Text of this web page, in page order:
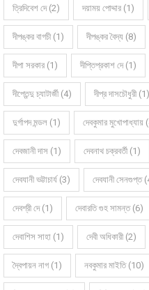
ত্রিদিবেশ দে (2) দয়াময় পোদ্দার (1)
দীপঙ্কর বাগচী (1) দীপঙ্কর বৈদ্য (8)
দীপা সরকার (1) দীপ্তিপ্রকাশ দে (1)
দীপ্তেন্দু চ্যাটার্জী (4) দীপ্র দাসচৌধুরী (1)
দুর্গাপদ মন্ডল (1) দেবকুমার মুখোপাধ্যায়
দেবজানী দাস (1) দেবনাথ চক্রবর্তী (1)
দেবযানী ভট্টাচার্য (3) দেবযানী সেনগুপ্ত
দেবশ্রী দে (1) দেবারতি গুহ সামন্ত (6)
দেবাশিস সাহা (1) দেবী অধিকারী (2)
দ্বৈপায়ন নাগ (1) নবকুমার মাইতি (10)